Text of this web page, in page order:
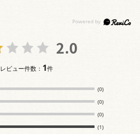
2.0
レビュー件数： 1件
(0)
(0)
(0)
(1)